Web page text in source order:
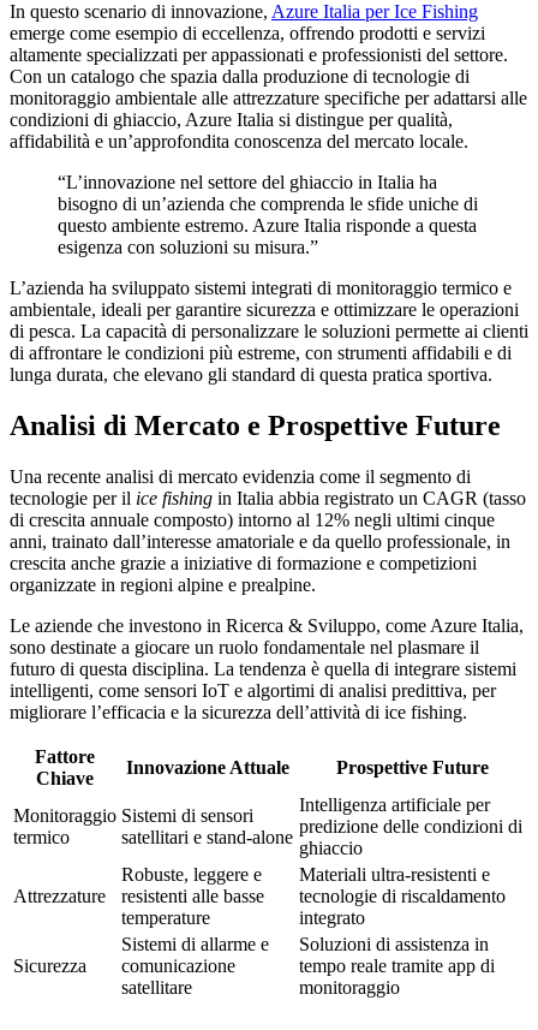
In questo scenario di innovazione, Azure Italia per Ice Fishing
emerge come esempio di eccellenza, offrendo prodotti e servizi
altamente specializzati per appassionati e professionisti del settore.
Con un catalogo che spazia dalla produzione di tecnologie di
monitoraggio ambientale alle attrezzature specifiche per adattarsi alle
condizioni di ghiaccio, Azure Italia si distingue per qualità,
affidabilità e un’approfondita conoscenza del mercato locale.
“L’innovazione nel settore del ghiaccio in Italia ha
bisogno di un’azienda che comprenda le sfide uniche di
questo ambiente estremo. Azure Italia risponde a questa
esigenza con soluzioni su misura.”
L’azienda ha sviluppato sistemi integrati di monitoraggio termico e
ambientale, ideali per garantire sicurezza e ottimizzare le operazioni
di pesca. La capacità di personalizzare le soluzioni permette ai clienti
di affrontare le condizioni più estreme, con strumenti affidabili e di
lunga durata, che elevano gli standard di questa pratica sportiva.
Analisi di Mercato e Prospettive Future
Una recente analisi di mercato evidenzia come il segmento di
tecnologie per il ice fishing in Italia abbia registrato un CAGR (tasso
di crescita annuale composto) intorno al 12% negli ultimi cinque
anni, trainato dall’interesse amatoriale e da quello professionale, in
crescita anche grazie a iniziative di formazione e competizioni
organizzate in regioni alpine e prealpine.
Le aziende che investono in Ricerca & Sviluppo, come Azure Italia,
sono destinate a giocare un ruolo fondamentale nel plasmare il
futuro di questa disciplina. La tendenza è quella di integrare sistemi
intelligenti, come sensori IoT e algortimi di analisi predittiva, per
migliorare l’efficacia e la sicurezza dell’attività di ice fishing.
Fattore
Chiave
Innovazione Attuale Prospettive Future
Monitoraggio
termico
Sistemi di sensori
satellitari e stand-alone
Intelligenza artificiale per
predizione delle condizioni di
ghiaccio
Attrezzature
Robuste, leggere e
resistenti alle basse
temperature
Materiali ultra-resistenti e
tecnologie di riscaldamento
integrato
Sicurezza
Sistemi di allarme e
comunicazione
satellitare
Soluzioni di assistenza in
tempo reale tramite app di
monitoraggio